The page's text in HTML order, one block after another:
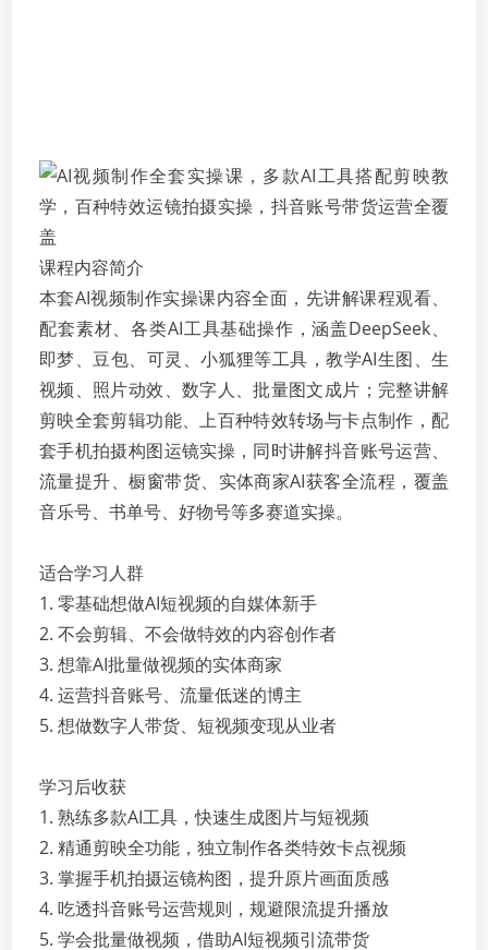
课程内容简介
本套AI视频制作实操课内容全面，先讲解课程观看、
配套素材、各类AI工具基础操作，涵盖DeepSeek、
即梦、豆包、可灵、小狐狸等工具，教学AI生图、生
视频、照片动效、数字人、批量图文成片；完整讲解
剪映全套剪辑功能、上百种特效转场与卡点制作，配
套手机拍摄构图运镜实操，同时讲解抖音账号运营、
流量提升、橱窗带货、实体商家AI获客全流程，覆盖
音乐号、书单号、好物号等多赛道实操。
适合学习人群
1. 零基础想做AI短视频的自媒体新手
2. 不会剪辑、不会做特效的内容创作者
3. 想靠AI批量做视频的实体商家
4. 运营抖音账号、流量低迷的博主
5. 想做数字人带货、短视频变现从业者
学习后收获
1. 熟练多款AI工具，快速生成图片与短视频
2. 精通剪映全功能，独立制作各类特效卡点视频
3. 掌握手机拍摄运镜构图，提升原片画面质感
4. 吃透抖音账号运营规则，规避限流提升播放
5. 学会批量做视频，借助AI短视频引流带货